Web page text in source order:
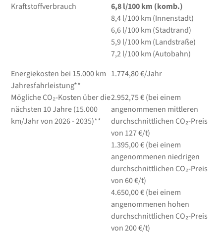
Kraftstoffverbrauch
6,8l/100 km (komb.)
8,4l/100 km (Innenstadt)
6,6l/100 km (Stadtrand)
5,9l/100 km (Landstraße)
7,2l/100 km (Autobahn)
Energiekosten bei 15.000 km
Jahresfahrleistung**
1.774,80 €/Jahr
Mögliche CO₂-Kosten über die
nächsten 10 Jahre (15.000
km/Jahr von 2026 - 2035)**
2.952,75 € (bei einem
angenommenen mittleren
durchschnittlichen CO₂-Preis
von 127 €/t)
1.395,00 € (bei einem
angenommenen niedrigen
durchschnittlichen CO₂-Preis
von 60 €/t)
4.650,00 € (bei einem
angenommenen hohen
durchschnittlichen CO₂-Preis
von 200 €/t)